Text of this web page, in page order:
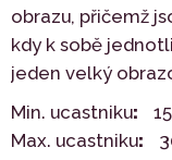
obrazu, přičemž
kdy k sobě
jeden velký
Min. ucastniku
15
Max. ucastniku